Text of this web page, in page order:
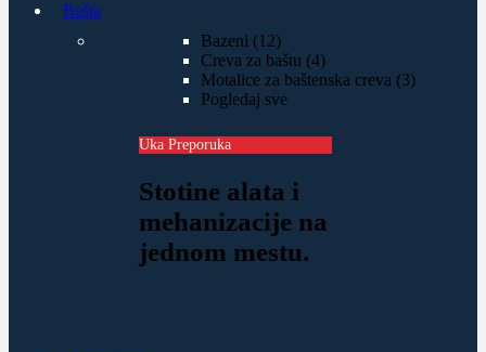
Bašta
Bazeni (12)
Creva za baštu (4)
Motalice za baštenska creva (3)
Pogledaj sve
Uka Preporuka
Stotine alata i
mehanizacije na
jednom mestu.